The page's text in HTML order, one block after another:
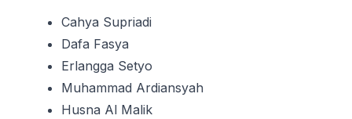
Cahya Supriadi
Dafa Fasya
Erlangga Setyo
Muhammad Ardiansyah
Husna Al Malik